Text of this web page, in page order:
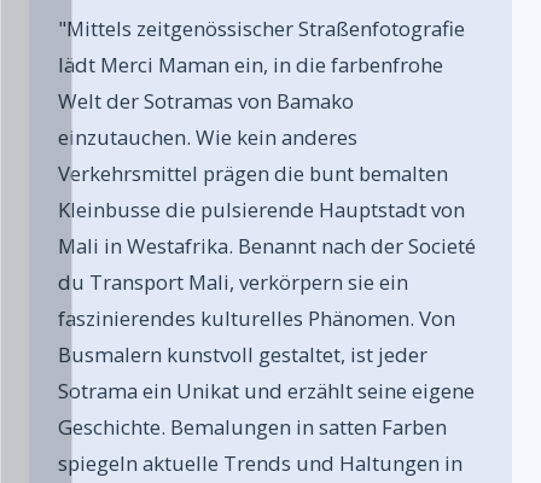
"Mittels zeitgenössischer Straßenfotografie
lädt Merci Maman ein, in die farbenfrohe
Welt der Sotramas von Bamako
einzutauchen. Wie kein anderes
Verkehrsmittel prägen die bunt bemalten
Kleinbusse die pulsierende Hauptstadt von
Mali in Westafrika. Benannt nach der Societé
du Transport Mali, verkörpern sie ein
faszinierendes kulturelles Phänomen. Von
Busmalern kunstvoll gestaltet, ist jeder
Sotrama ein Unikat und erzählt seine eigene
Geschichte. Bemalungen in satten Farben
spiegeln aktuelle Trends und Haltungen in
Was wir machen:
INDUSTRIEDESIGN
– Automotive
– Produkt
KOMMUNIKATION
– Grafische Arbeiten
– Illustration
AUSSTELLUNGEN
Kunden